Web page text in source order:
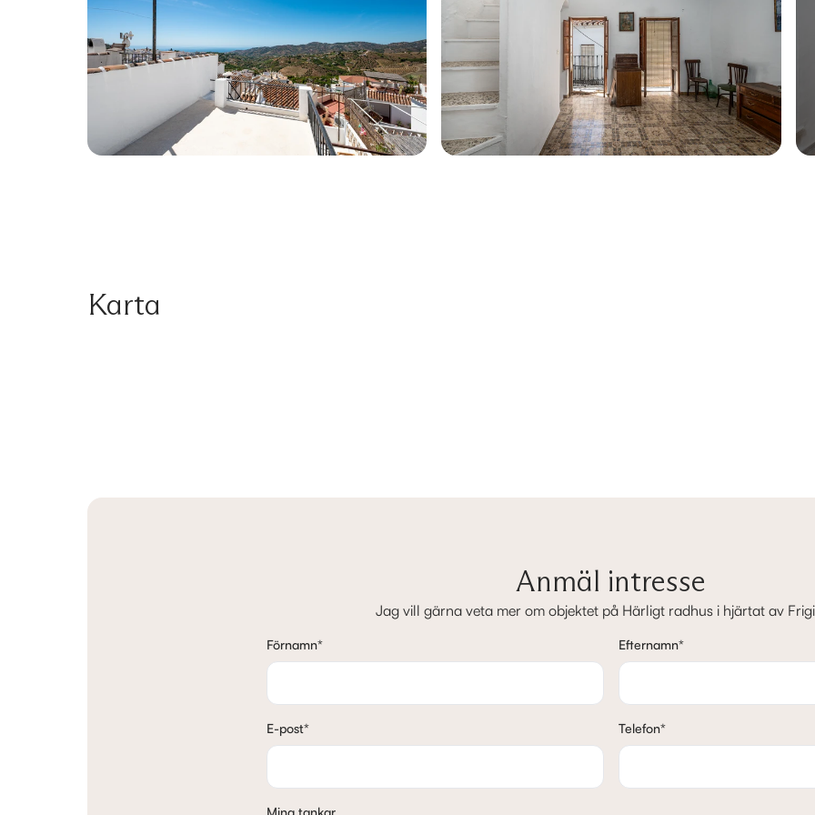
Karta
Anmäl intresse
Jag vill gärna veta mer om objektet på Härligt radhus i hjärtat av
Förnamn* Efternamn*
E-post* Telefon*